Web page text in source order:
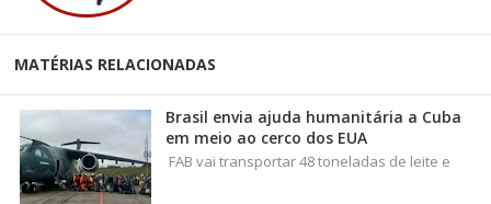
MATÉRIAS RELACIONADAS
Brasil envia ajuda humanitária a Cuba
em meio ao cerco dos EUA
FAB vai transportar 48 toneladas de leite e